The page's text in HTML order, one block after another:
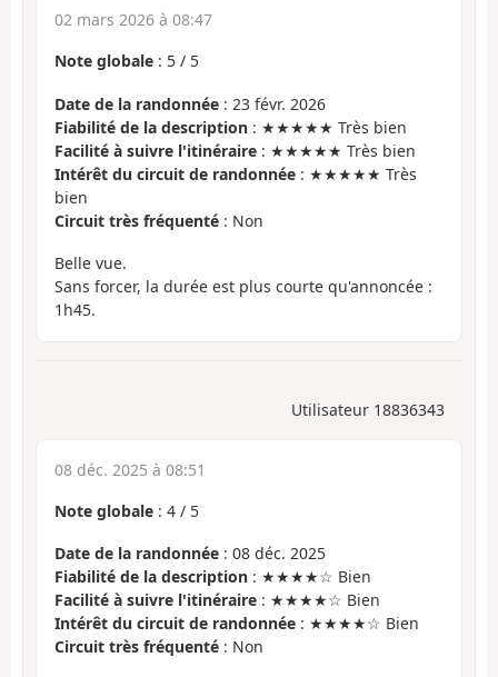
02 mars 2026 à 08:47
Note globale : 5 / 5
Date de la randonnée : 23 févr. 2026
Fiabilité de la description : ★★★★★ Très bien
Facilité à suivre l'itinéraire : ★★★★★ Très bien
Intérêt du circuit de randonnée : ★★★★★ Très
bien
Circuit très fréquenté : Non
Belle vue.
Sans forcer, la durée est plus courte qu'annoncée :
1h45.
Utilisateur 18836343
08 déc. 2025 à 08:51
Note globale : 4 / 5
Date de la randonnée : 08 déc. 2025
Fiabilité de la description : ★★★★☆ Bien
Facilité à suivre l'itinéraire : ★★★★☆ Bien
Intérêt du circuit de randonnée : ★★★★☆ Bien
Circuit très fréquenté : Non